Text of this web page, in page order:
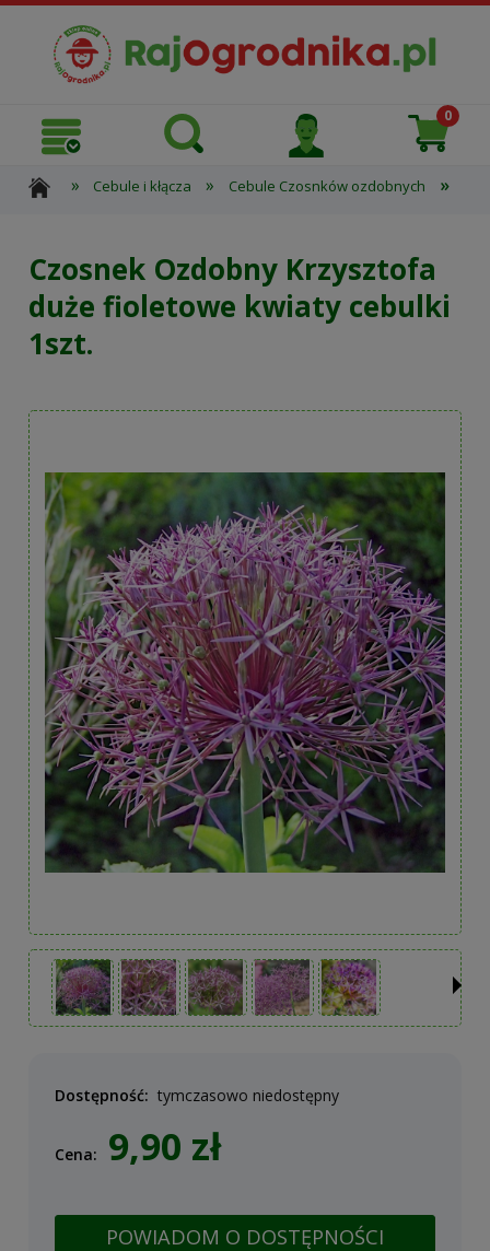
» Cebule i kłącza » Cebule Czosnków ozdobnych »
Czosnek Ozdobny Krzysztofa
duże fioletowe kwiaty cebulki
1szt.
Dostępność: tymczasowo niedostępny
Cena: 9,90 zł
POWIADOM O DOSTĘPNOŚCI